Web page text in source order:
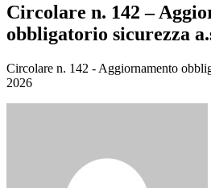
Circolare n. 142 –
obbligatorio sicurezza
Circolare n. 142 - Aggiornamento
2026